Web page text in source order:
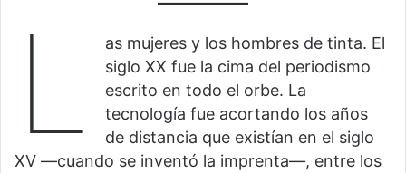
L
as mujeres y los hombres de tinta. El
siglo XX fue la cima del periodismo
escrito en todo el orbe. La
tecnología fue acortando los años
de distancia que existían en el siglo
XV —cuando se inventó la imprenta—, entre los